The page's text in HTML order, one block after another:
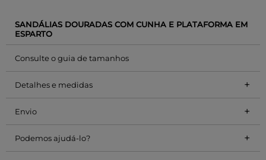
SANDÁLIAS DOURADAS COM CUNHA E PLATAFORMA EM
ESPARTO
Consulte o guia de tamanhos
Detalhes e medidas +
Envio +
Podemos ajudá-lo? +